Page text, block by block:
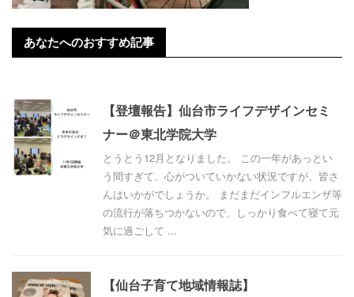
あなたへのおすすめ記事
【登壇報告】仙台市ライフデザインセミ
ナー＠東北学院大学
とうとう12月となりました。 この一年があっとい
う間すぎて、心がついていかない状況ですが、皆さ
んはいかがでしょうか。 まだまだインフルエンザ等
の流行が落ちつかないので、しっかり食べて寝て元
気に過ごして ...
【仙台子育て地域情報誌】